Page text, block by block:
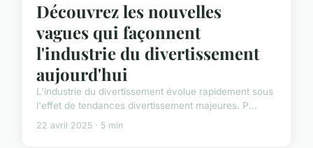
Découvrez les nouvelles
vagues qui façonnent
l'industrie du divertissement
aujourd'hui
L'industrie du divertissement évolue rapidement sous
l'effet de tendances divertissement majeures. P...
22 avril 2025 · 5 min